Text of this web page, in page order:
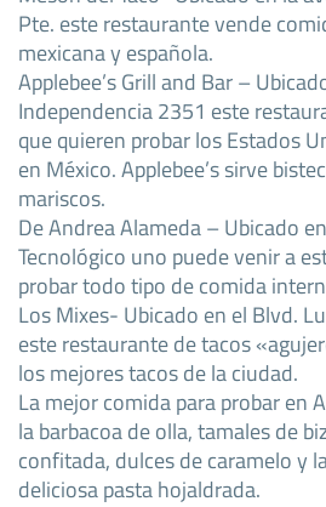
Pte. este restaurante vende
mexicana y española.
Applebee’s Grill and Bar –
Independencia 2351 este
que quieren probar los Estados
en México. Applebee’s sirve
mariscos.
De Andrea Alameda – Ubicado
Tecnológico uno puede venir a
probar todo tipo de comida
Los Mixes- Ubicado en el Blvd.
este restaurante de tacos
los mejores tacos de la ciudad.
La mejor comida para probar en
la barbacoa de olla, tamales de
confitada, dulces de caramelo y
deliciosa pasta hojaldrada.